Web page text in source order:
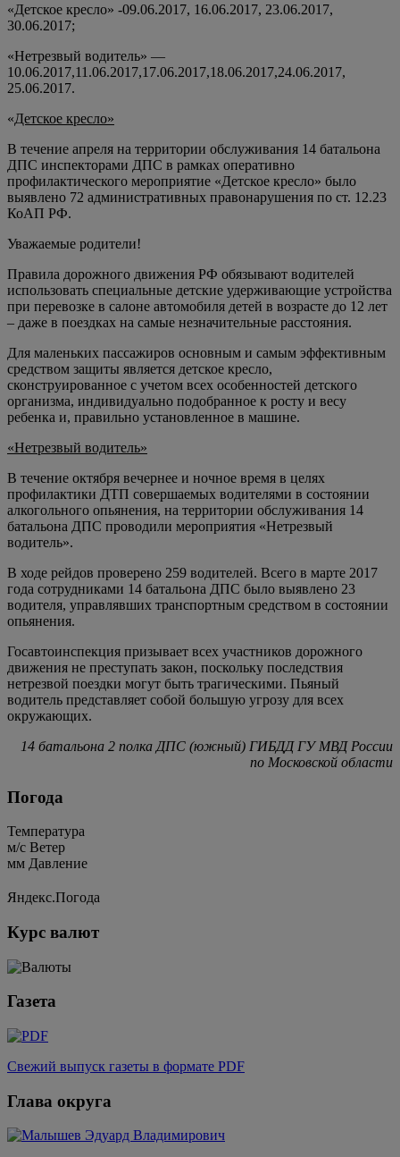
«Детское кресло» -09.06.2017, 16.06.2017, 23.06.2017,
30.06.2017;
«Нетрезвый водитель» —
10.06.2017,11.06.2017,17.06.2017,18.06.2017,24.06.2017,
25.06.2017.
«Детское кресло»
В течение апреля на территории обслуживания 14 батальона
ДПС инспекторами ДПС в рамках оперативно
профилактического мероприятие «Детское кресло» было
выявлено 72 административных правонарушения по ст. 12.23
КоАП РФ.
Уважаемые родители!
Правила дорожного движения РФ обязывают водителей
использовать специальные детские удерживающие устройства
при перевозке в салоне автомобиля детей в возрасте до 12 лет
– даже в поездках на самые незначительные расстояния.
Для маленьких пассажиров основным и самым эффективным
средством защиты является детское кресло,
сконструированное с учетом всех особенностей детского
организма, индивидуально подобранное к росту и весу
ребенка и, правильно установленное в машине.
«Нетрезвый водитель»
В течение октября вечернее и ночное время в целях
профилактики ДТП совершаемых водителями в состоянии
алкогольного опьянения, на территории обслуживания 14
батальона ДПС проводили мероприятия «Нетрезвый
водитель».
В ходе рейдов проверено 259 водителей. Всего в марте 2017
года сотрудниками 14 батальона ДПС было выявлено 23
водителя, управлявших транспортным средством в состоянии
опьянения.
Госавтоинспекция призывает всех участников дорожного
движения не преступать закон, поскольку последствия
нетрезвой поездки могут быть трагическими. Пьяный
водитель представляет собой большую угрозу для всех
окружающих.
14 батальона 2 полка ДПС (южный) ГИБДД ГУ МВД России
по Московской области
Погода
Температура
м/c Ветер
мм Давление
Яндекс.Погода
Курс валют
Газета
Свежий выпуск газеты в формате PDF
Глава округа